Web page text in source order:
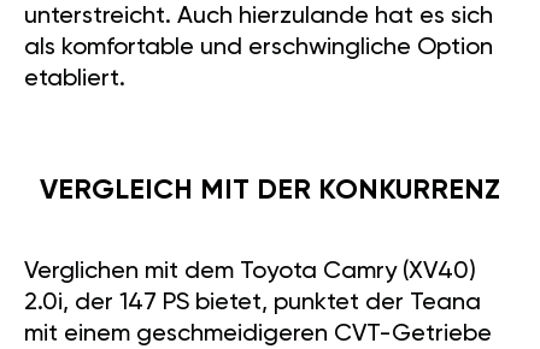
unterstreicht. Auch hierzulande hat es sich
als komfortable und erschwingliche Option
etabliert.
VERGLEICH MIT DER KONKURRENZ
Verglichen mit dem Toyota Camry (XV40)
2.0i, der 147 PS bietet, punktet der Teana
mit einem geschmeidigeren CVT-Getriebe